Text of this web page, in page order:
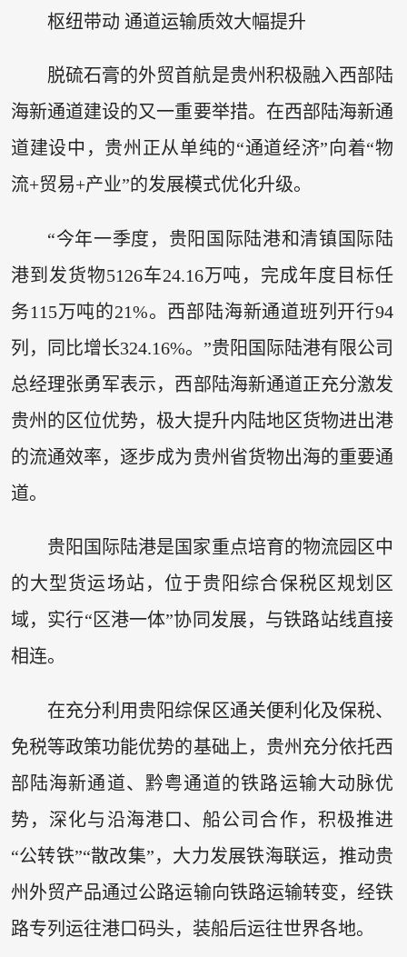
枢纽带动 通道运输质效大幅提升
脱硫石膏的外贸首航是贵州积极融入西部陆
海新通道建设的又一重要举措。在西部陆海新通
道建设中，贵州正从单纯的“通道经济”向着“物
流+贸易+产业”的发展模式优化升级。
“今年一季度，贵阳国际陆港和清镇国际陆
港到发货物5126车24.16万吨，完成年度目标任
务115万吨的21%。西部陆海新通道班列开行94
列，同比增长324.16%。”贵阳国际陆港有限公司
总经理张勇军表示，西部陆海新通道正充分激发
贵州的区位优势，极大提升内陆地区货物进出港
的流通效率，逐步成为贵州省货物出海的重要通
道。
贵阳国际陆港是国家重点培育的物流园区中
的大型货运场站，位于贵阳综合保税区规划区
域，实行“区港一体”协同发展，与铁路站线直接
相连。
在充分利用贵阳综保区通关便利化及保税、
免税等政策功能优势的基础上，贵州充分依托西
部陆海新通道、黔粤通道的铁路运输大动脉优
势，深化与沿海港口、船公司合作，积极推进
“公转铁”“散改集”，大力发展铁海联运，推动贵
州外贸产品通过公路运输向铁路运输转变，经铁
路专列运往港口码头，装船后运往世界各地。